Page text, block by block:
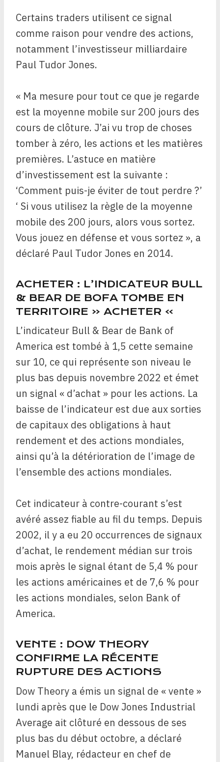
Certains traders utilisent ce signal
comme raison pour vendre des actions,
notamment l’investisseur milliardaire
Paul Tudor Jones.
« Ma mesure pour tout ce que je regarde
est la moyenne mobile sur 200 jours des
cours de clôture. J’ai vu trop de choses
tomber à zéro, les actions et les matières
premières. L’astuce en matière
d’investissement est la suivante :
‘Comment puis-je éviter de tout perdre ?’
‘ Si vous utilisez la règle de la moyenne
mobile des 200 jours, alors vous sortez.
Vous jouez en défense et vous sortez », a
déclaré Paul Tudor Jones en 2014.
ACHETER : L’INDICATEUR BULL
& BEAR DE BOFA TOMBE EN
TERRITOIRE « ACHETER »
L’indicateur Bull & Bear de Bank of
America est tombé à 1,5 cette semaine
sur 10, ce qui représente son niveau le
plus bas depuis novembre 2022 et émet
un signal « d’achat » pour les actions. La
baisse de l’indicateur est due aux sorties
de capitaux des obligations à haut
rendement et des actions mondiales,
ainsi qu’à la détérioration de l’image de
l’ensemble des actions mondiales.
Cet indicateur à contre-courant s’est
avéré assez fiable au fil du temps. Depuis
2002, il y a eu 20 occurrences de signaux
d’achat, le rendement médian sur trois
mois après le signal étant de 5,4 % pour
les actions américaines et de 7,6 % pour
les actions mondiales, selon Bank of
America.
VENTE : DOW THEORY
CONFIRME LA RÉCENTE
RUPTURE DES ACTIONS
Dow Theory a émis un signal de « vente »
lundi après que le Dow Jones Industrial
Average ait clôturé en dessous de ses
plus bas du début octobre, a déclaré
Manuel Blay, rédacteur en chef de